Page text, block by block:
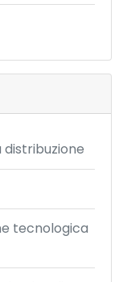
tecnologica